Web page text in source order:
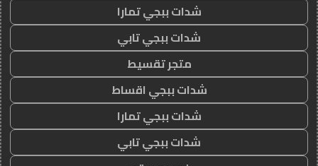
شدات ببجي تمارا
شدات ببجي تابي
متجر تقسيط
شدات ببجي اقساط
شدات ببجي تمارا
شدات ببجي تابي